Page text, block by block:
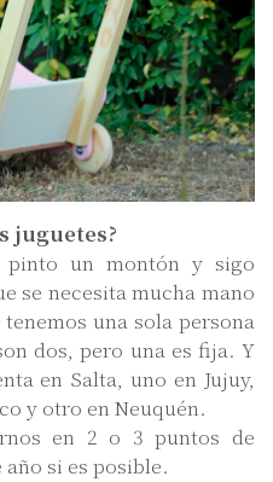
juguetes?
pinto un montón y sigo
se necesita mucha mano
una sola persona
dos, pero una es fija. Y
en Salta, uno en Jujuy,
y otro en Neuquén.
en 2 o 3 puntos de
si es posible.